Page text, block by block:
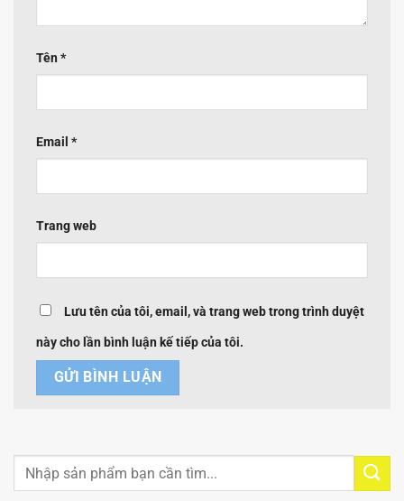
Tên *
Email *
Trang web
Lưu tên của tôi, email, và trang web trong trình duyệt
này cho lần bình luận kế tiếp của tôi.